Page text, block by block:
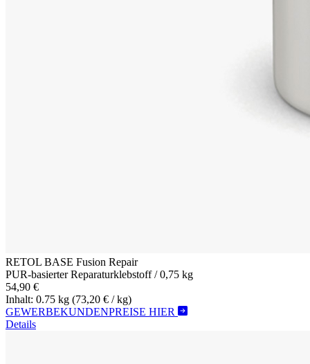
RETOL BASE Fusion Repair
PUR-basierter Reparaturklebstoff / 0,75 kg
54,90 €
Inhalt: 0.75 kg (73,20 € / kg)
GEWERBEKUNDENPREISE HIER
Details